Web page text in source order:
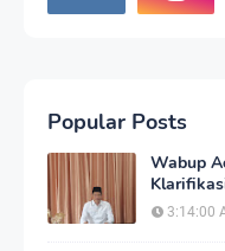
Popular Posts
Wabup
Akan3:14:00